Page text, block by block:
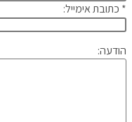
* כתובת אימייל:
הודעה: